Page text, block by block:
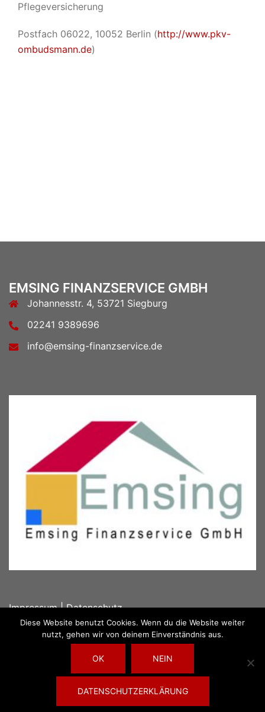
Pflegeversicherung
Postfach 06022, 10052 Berlin (http://www.pkv-
ombudsmann.de)
EMSING FINANZSERVICE GMBH
Johannesstr. 4, 53721 Siegburg
02241 9389696
info@emsing-finanzservice.de
Impressum|Datenschutz
Sydney
Diese Website benutzt Cookies. Wenn du die Website weiter
nutzt, gehen wir von deinem Einverständnis aus.
OK NEIN
DATENSCHUTZERKLÄRUNG